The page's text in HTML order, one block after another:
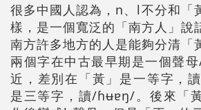
很多中國人認為，n、l不分和「
樣，是一個寬泛的「南方人」說
南方許多地方的人是能夠分清「
兩個字在中古最早期是一個聲
近，差別在「黃」是一等字，
是三等字，讀/ɦʉɐŋ/。後來「